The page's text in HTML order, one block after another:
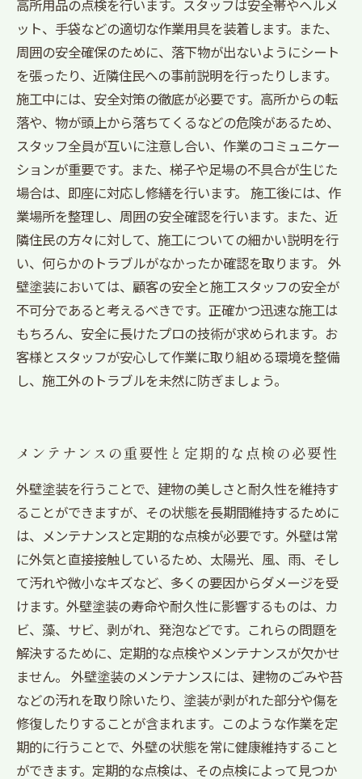
高所用品の点検を行います。スタッフは安全帯やヘルメ
ット、手袋などの適切な作業用具を装着します。また、
周囲の安全確保のために、落下物が出ないようにシート
を張ったり、近隣住民への事前説明を行ったりします。
施工中には、安全対策の徹底が必要です。高所からの転
落や、物が頭上から落ちてくるなどの危険があるため、
スタッフ全員が互いに注意し合い、作業のコミュニケー
ションが重要です。また、梯子や足場の不具合が生じた
場合は、即座に対応し修繕を行います。 施工後には、作
業場所を整理し、周囲の安全確認を行います。また、近
隣住民の方々に対して、施工についての細かい説明を行
い、何らかのトラブルがなかったか確認を取ります。 外
壁塗装においては、顧客の安全と施工スタッフの安全が
不可分であると考えるべきです。正確かつ迅速な施工は
もちろん、安全に長けたプロの技術が求められます。お
客様とスタッフが安心して作業に取り組める環境を整備
し、施工外のトラブルを未然に防ぎましょう。
メンテナンスの重要性と定期的な点検の必要性
外壁塗装を行うことで、建物の美しさと耐久性を維持す
ることができますが、その状態を長期間維持するために
は、メンテナンスと定期的な点検が必要です。外壁は常
に外気と直接接触しているため、太陽光、風、雨、そし
て汚れや微小なキズなど、多くの要因からダメージを受
けます。外壁塗装の寿命や耐久性に影響するものは、カ
ビ、藻、サビ、剥がれ、発泡などです。これらの問題を
解決するために、定期的な点検やメンテナンスが欠かせ
ません。 外壁塗装のメンテナンスには、建物のごみや苔
などの汚れを取り除いたり、塗装が剥がれた部分や傷を
修復したりすることが含まれます。このような作業を定
期的に行うことで、外壁の状態を常に健康維持すること
ができます。定期的な点検は、その点検によって見つか